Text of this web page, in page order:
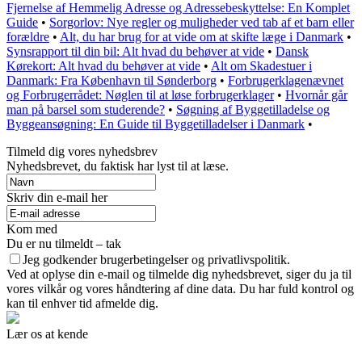
Fjernelse af Hemmelig Adresse og Adressebeskyttelse: En Komplet
Guide • Sorgorlov: Nye regler og muligheder ved tab af et barn eller
forældre • Alt, du har brug for at vide om at skifte læge i Danmark •
Synsrapport til din bil: Alt hvad du behøver at vide • Dansk
Kørekort: Alt hvad du behøver at vide • Alt om Skadestuer i
Danmark: Fra København til Sønderborg • Forbrugerklagenævnet
og Forbrugerrådet: Nøglen til at løse forbrugerklager• Hvornår går
man på barsel som studerende? • Søgning af Byggetilladelse og
Byggeansøgning: En Guide til Byggetilladelser i Danmark •
Tilmeld dig vores nyhedsbrev
Nyhedsbrevet, du faktisk har lyst til at læse.
Skriv din e-mail her
Kom med
Du er nu tilmeldt – tak
Jeg godkender brugerbetingelser og privatlivspolitik.
Ved at oplyse din e-mail og tilmelde dig nyhedsbrevet, siger du ja til
vores vilkår og vores håndtering af dine data. Du har fuld kontrol og
kan til enhver tid afmelde dig.
Lær os at kende